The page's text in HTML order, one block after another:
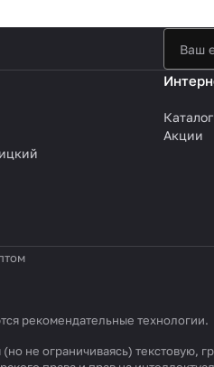
Каталог
Акции
рекомендательные технологии.
не ограничиваясь)